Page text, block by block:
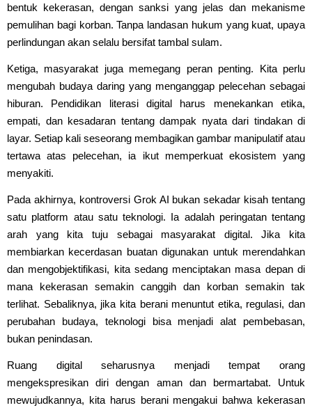
bentuk kekerasan, dengan sanksi yang jelas dan mekanisme
pemulihan bagi korban. Tanpa landasan hukum yang kuat, upaya
perlindungan akan selalu bersifat tambal sulam.
Ketiga, masyarakat juga memegang peran penting. Kita perlu
mengubah budaya daring yang menganggap pelecehan sebagai
hiburan. Pendidikan literasi digital harus menekankan etika,
empati, dan kesadaran tentang dampak nyata dari tindakan di
layar. Setiap kali seseorang membagikan gambar manipulatif atau
tertawa atas pelecehan, ia ikut memperkuat ekosistem yang
menyakiti.
Pada akhirnya, kontroversi Grok AI bukan sekadar kisah tentang
satu platform atau satu teknologi. Ia adalah peringatan tentang
arah yang kita tuju sebagai masyarakat digital. Jika kita
membiarkan kecerdasan buatan digunakan untuk merendahkan
dan mengobjektifikasi, kita sedang menciptakan masa depan di
mana kekerasan semakin canggih dan korban semakin tak
terlihat. Sebaliknya, jika kita berani menuntut etika, regulasi, dan
perubahan budaya, teknologi bisa menjadi alat pembebasan,
bukan penindasan.
Ruang digital seharusnya menjadi tempat orang
mengekspresikan diri dengan aman dan bermartabat. Untuk
mewujudkannya, kita harus berani mengakui bahwa kekerasan